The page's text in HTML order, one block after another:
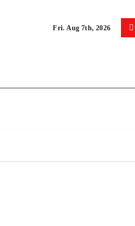
Fri. Aug 7th, 2026